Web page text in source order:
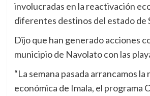
involucradas en la reactivación
diferentes destinos del estado de
Dijo que han generado acciones
municipio de Navolato con las
“La semana pasada arrancamos
económica de Imala, el programa